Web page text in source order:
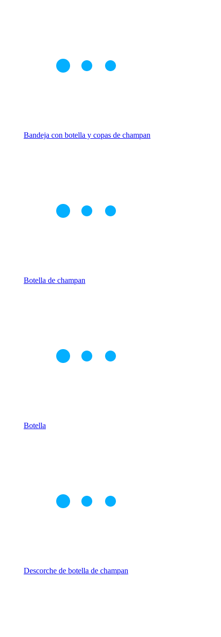
Bandeja con botella y copas de champan
Botella de champan
Botella
Descorche de botella de champan